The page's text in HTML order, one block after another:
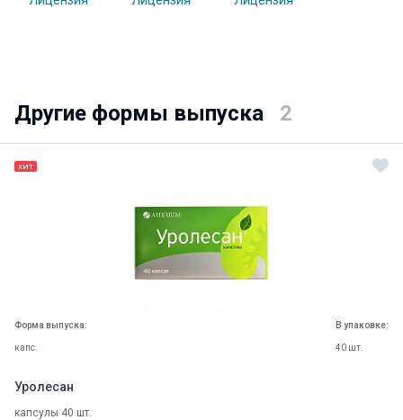
Другие формы выпуска 2
ХИТ
Форма выпуска:
капс.
В упаковке:
40 шт.
Уролесан
капсулы 40 шт.